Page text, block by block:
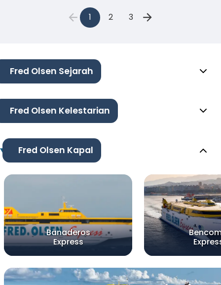
1 2 3
Fred Olsen Sejarah
Fred Olsen Kelestarian
Fred Olsen Kapal
Banaderos
Express